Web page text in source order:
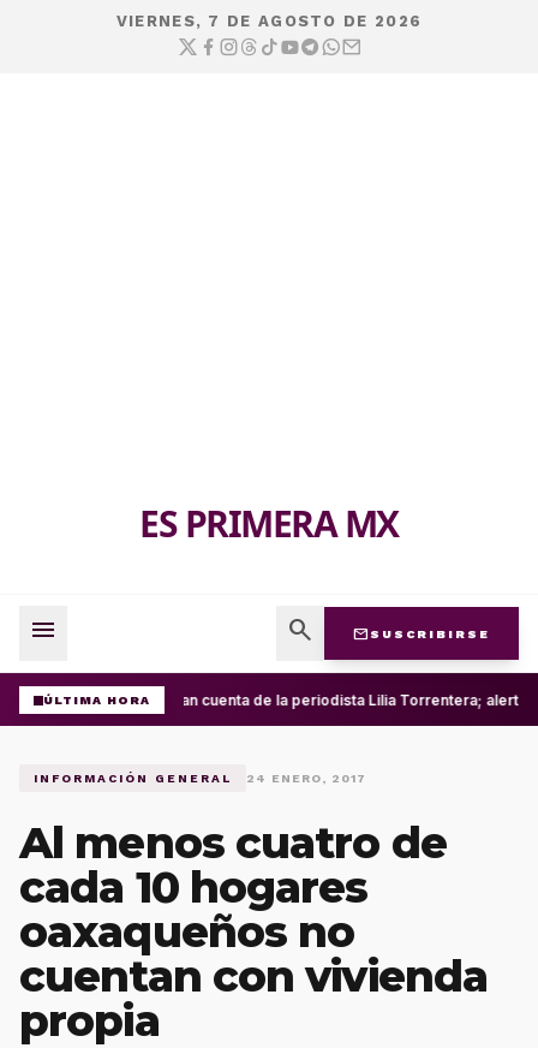
VIERNES, 7 DE AGOSTO DE 2026
ES PRIMERA MX
menu search mail SUSCRIBIRSE
ÚLTIMA HORA Roban cuenta de la periodista Lilia Torrentera;
INFORMACIÓN GENERAL 24 ENERO, 2017
Al menos cuatro de
cada 10 hogares
oaxaqueños no
cuentan con vivienda
propia